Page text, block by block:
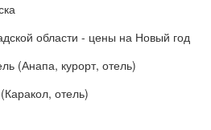
области - цены на Новый год
(Анапа, курорт, отель)
отель)